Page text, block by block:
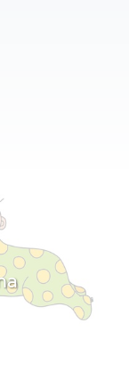
yhteistä